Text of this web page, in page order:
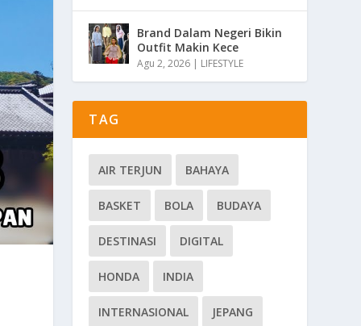
Brand Dalam Negeri Bikin
Outfit Makin Kece
Agu 2, 2026 | LIFESTYLE
TAG
AIR TERJUN BAHAYA
BASKET BOLA BUDAYA
DESTINASI DIGITAL
HONDA INDIA
INTERNASIONAL JEPANG